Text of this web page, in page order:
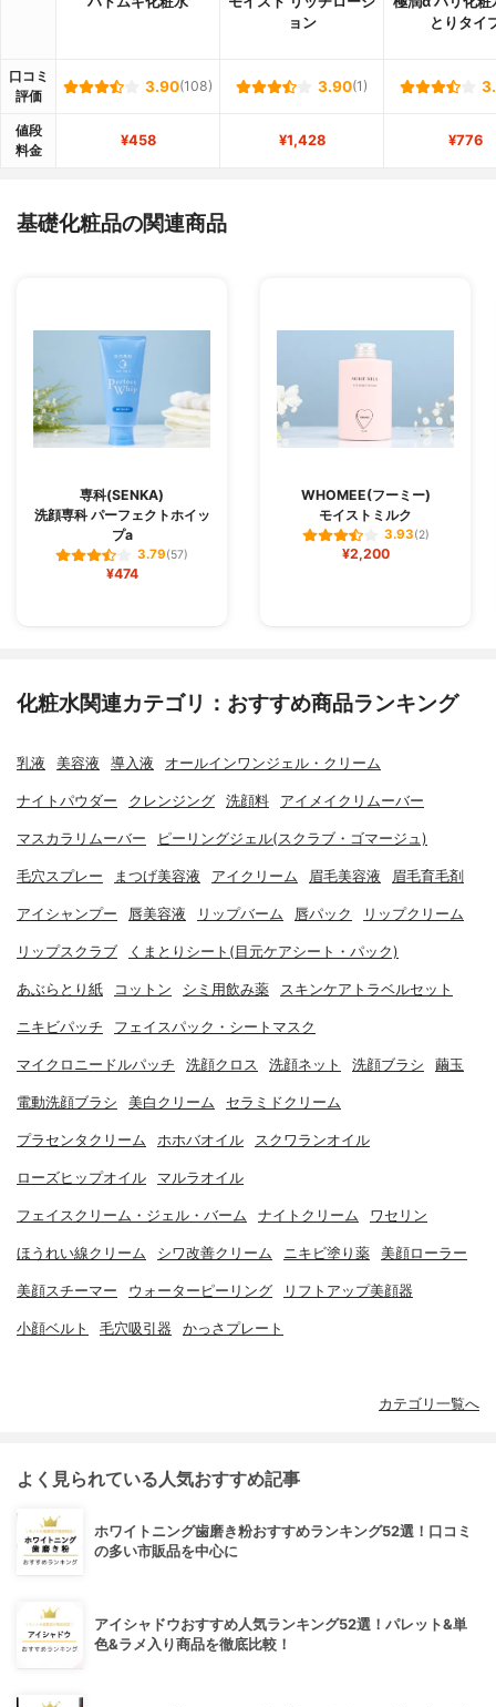
ョン
とりタイ
口コミ
評価
3.90(108) 3.90(1)
値段
料金
¥458 ¥1,428 ¥776
基礎化粧品の関連商品
専科(SENKA)
洗顔専科 パーフェクトホイッ
プa
3.79(57)
¥474
WHOMEE(フーミー)
モイストミルク
3.93(2)
¥2,200
化粧水関連カテゴリ：おすすめ商品ランキング
乳液 美容液 導入液 オールインワンジェル・クリーム
ナイトパウダー クレンジング 洗顔料 アイメイクリムーバー
マスカラリムーバー ピーリングジェル(スクラブ・ゴマージュ)
毛穴スプレー まつげ美容液 アイクリーム 眉毛美容液 眉毛育毛剤
アイシャンプー 唇美容液 リップバーム 唇パック リップクリーム
リップスクラブ くまとりシート(目元ケアシート・パック)
あぶらとり紙 コットン シミ用飲み薬 スキンケアトラベルセット
ニキビパッチ フェイスパック・シートマスク
マイクロニードルパッチ 洗顔クロス 洗顔ネット 洗顔ブラシ 繭玉
電動洗顔ブラシ 美白クリーム セラミドクリーム
プラセンタクリーム ホホバオイル スクワランオイル
ローズヒップオイル マルラオイル
フェイスクリーム・ジェル・バーム ナイトクリーム ワセリン
ほうれい線クリーム シワ改善クリーム ニキビ塗り薬 美顔ローラー
美顔スチーマー ウォーターピーリング リフトアップ美顔器
小顔ベルト 毛穴吸引器 かっさプレート
カテゴリ一覧へ
よく見られている人気おすすめ記事
ホワイトニング歯磨き粉おすすめランキング52選！口コミ
の多い市販品を中心に
アイシャドウおすすめ人気ランキング52選！パレット&単
色&ラメ入り商品を徹底比較！